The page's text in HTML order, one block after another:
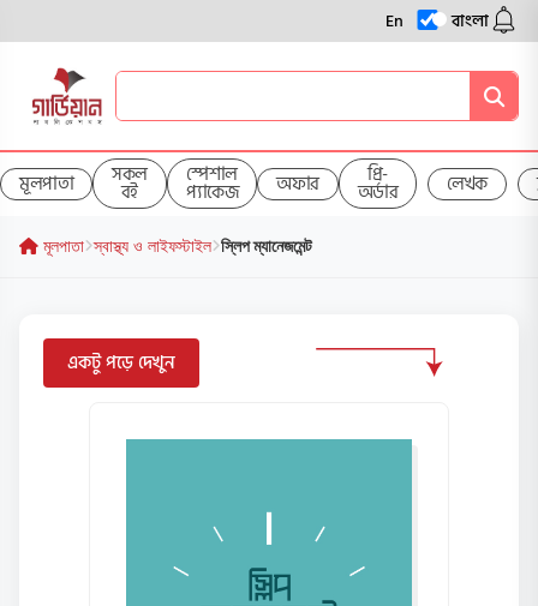
En বাংলা
মূলপাতা সকল
বই
স্পেশাল
প্যাকেজ অফার প্রি-
অর্ডার লেখক
মূলপাতা স্বাস্থ্য ও লাইফস্টাইল স্লিপ ম্যানেজমেন্ট
একটু পড়ে দেখুন